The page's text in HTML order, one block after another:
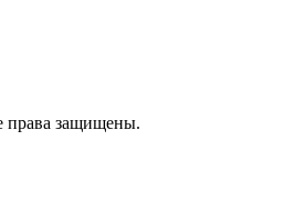
права защищены.